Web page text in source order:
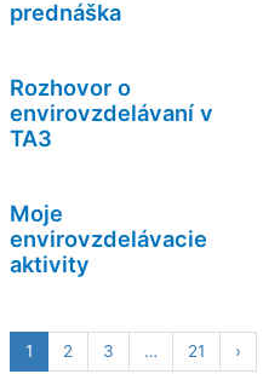
prednáška
Rozhovor o
envirovzdelávaní v
TA3
Moje
envirovzdelávacie
aktivity
1 2 3 … 21 ›